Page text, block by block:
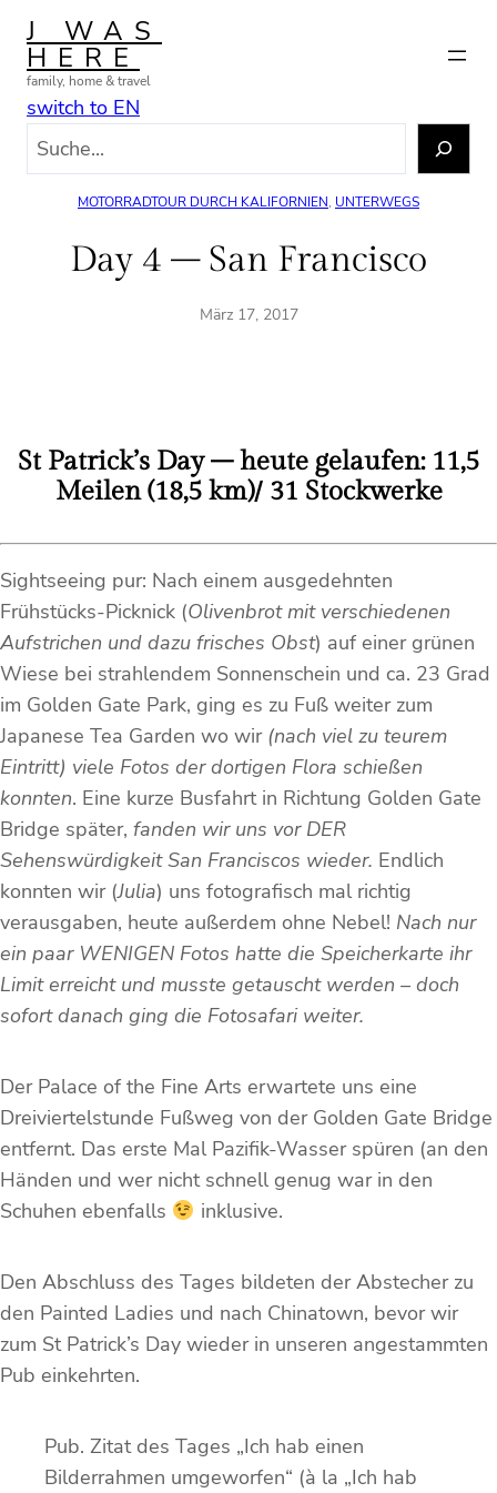
Zum
Inhalt
springen
J WAS
HERE
family, home & travel
switch to EN
MOTORRADTOUR DURCH KALIFORNIEN, UNTERWEGS
Day 4 – San Francisco
März 17, 2017
St Patrick’s Day – heute gelaufen: 11,5
Meilen (18,5 km)/ 31 Stockwerke
Sightseeing pur: Nach einem ausgedehnten
Frühstücks-Picknick (Olivenbrot mit verschiedenen
Aufstrichen und dazu frisches Obst) auf einer grünen
Wiese bei strahlendem Sonnenschein und ca. 23 Grad
im Golden Gate Park, ging es zu Fuß weiter zum
Japanese Tea Garden wo wir (nach viel zu teurem
Eintritt) viele Fotos der dortigen Flora schießen
konnten. Eine kurze Busfahrt in Richtung Golden Gate
Bridge später, fanden wir uns vor DER
Sehenswürdigkeit San Franciscos wieder. Endlich
konnten wir (Julia) uns fotografisch mal richtig
verausgaben, heute außerdem ohne Nebel! Nach nur
ein paar WENIGEN Fotos hatte die Speicherkarte ihr
Limit erreicht und musste getauscht werden – doch
sofort danach ging die Fotosafari weiter.
Der Palace of the Fine Arts erwartete uns eine
Dreiviertelstunde Fußweg von der Golden Gate Bridge
entfernt. Das erste Mal Pazifik-Wasser spüren (an den
Händen und wer nicht schnell genug war in den
Schuhen ebenfalls
inklusive.
Den Abschluss des Tages bildeten der Abstecher zu
den Painted Ladies und nach Chinatown, bevor wir
zum St Patrick’s Day wieder in unseren angestammten
Pub einkehrten.
Pub. Zitat des Tages „Ich hab einen
Bilderrahmen umgeworfen“ (à la „Ich hab